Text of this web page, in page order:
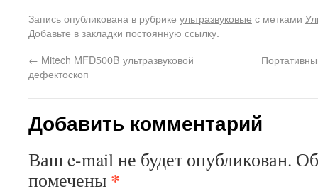
Запись опубликована в рубрике ультразвуковые с метками
Добавьте в закладки постоянную ссылку.
← Mitech MFD500B ультразвуковой
дефектоскоп
Добавить комментарий
Ваш e-mail не будет опубликован.
помечены *